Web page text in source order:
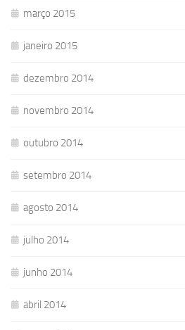
março 2015
janeiro 2015
dezembro 2014
novembro 2014
outubro 2014
setembro 2014
agosto 2014
julho 2014
junho 2014
abril 2014